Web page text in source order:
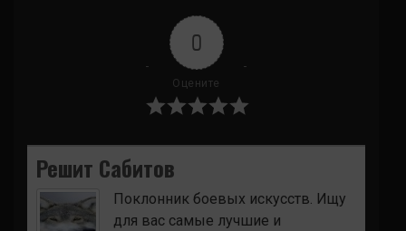
0
Оцените
Решит Сабитов
Поклонник боевых искусств. Ищу
для вас самые лучшие и